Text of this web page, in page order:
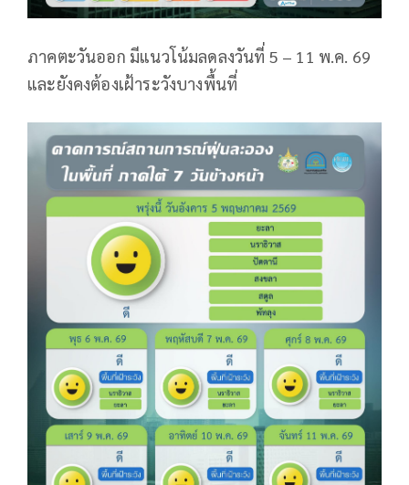
ภาคตะวันออก มีแนวโน้มลดลงวันที่ 5 – 11 พ.ค. 69
และยังคงต้องเฝ้าระวังบางพื้นที่